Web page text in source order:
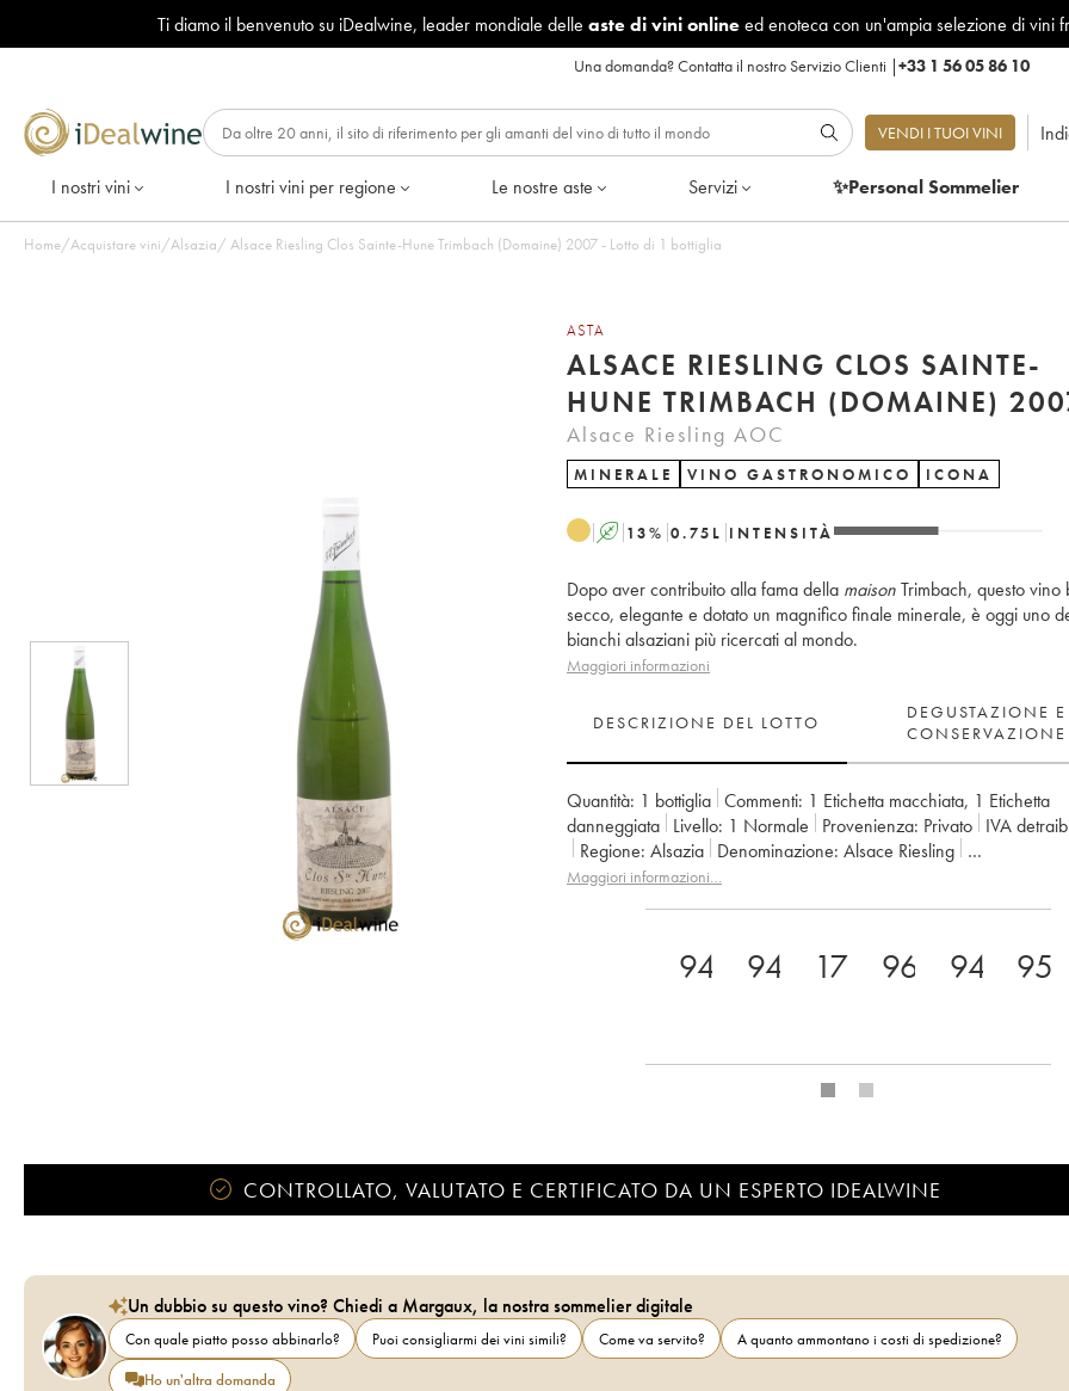
Ti diamo il benvenuto su iDealwine, leader mondiale delle aste di vini onlineed enoteca con un'ampia selezione di vini
Una domanda?Contatta il nostro Servizio Clienti |+33 1 56 05 86 10
VENDI I TUOI VINI
I nostri vini I nostri vini per regione Le nostre aste Servizi ✨Personal Sommelier
Home/Acquistare vini/Alsazia/ Alsace Riesling Clos Sainte-Hune Trimbach (Domaine) 2007 - Lotto di 1 bottiglia
ASTA
ALSACE RIESLING CLOS SAINTE-
HUNE TRIMBACH (DOMAINE)
Alsace Riesling AOC
MINERALE VINO GASTRONOMICO ICONA
A 13% 0.75 L INTENSITÀ
Dopo aver contribuito alla fama della maisonTrimbach, questo vino
secco, elegante e dotato un magnifico finale minerale, è oggi uno
bianchi alsaziani più ricercati al mondo.
Maggiori informazioni
DESCRIZIONE DEL LOTTO
DEGUSTAZIONE E
CONSERVAZIONE
Quantità: 1 bottiglia Commenti: 1 Etichetta macchiata, 1 Etichetta
danneggiata Livello: 1 Normale Provenienza: privato IVA
Regione:
Alsazia Denominazione:
Alsace Riesling
Proprietario: Trimbach (Domaine)
Maggiori informazioni…
94 94 17 96 94(+)/95
CONTROLLATO, VALUTATO E CERTIFICATO DA UN ESPERTO IDEALWINE
Un dubbio su questo vino? Chiedi a Margaux, la nostra sommelier digitale
Con quale piatto posso abbinarlo? Puoi consigliarmi dei vini simili? Come va servito?
A quanto ammontano i costi di spedizione?
Ho un'altra domanda